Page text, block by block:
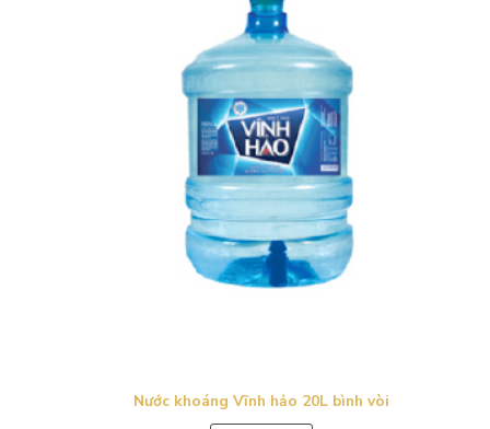
Nước khoáng Vĩnh hảo 20L bình vòi